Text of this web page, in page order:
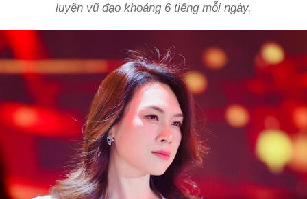
luyện vũ đạo khoảng 6 tiếng mỗi ngày.